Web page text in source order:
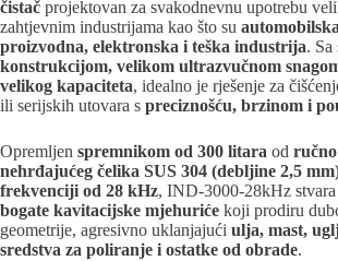
čistač projektovan za svakodnevnu upotrebu
zahtjevnim industrijama kao što su
proizvodna, elektronska i teška industrija. Sa
konstrukcijom, velikom ultrazvučnom
velikog kapaciteta, idealno je rješenje za
ili serijskih utovara s preciznošću, brzinom i
Opremljen spremnikom od 300 litara od
nehrđajućeg čelika SUS 304 (debljine 2,5
frekvenciji od 28 kHz, IND-3000-28kHz stvara
bogate kavitacijske mjehuriće koji prodiru
geometrije, agresivno uklanjajući ulja, mast,
sredstva za poliranje i ostatke od obrade.